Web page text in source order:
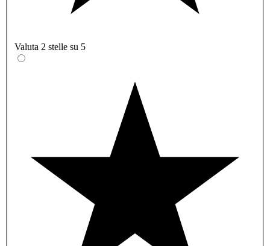
Valuta 2 stelle su 5